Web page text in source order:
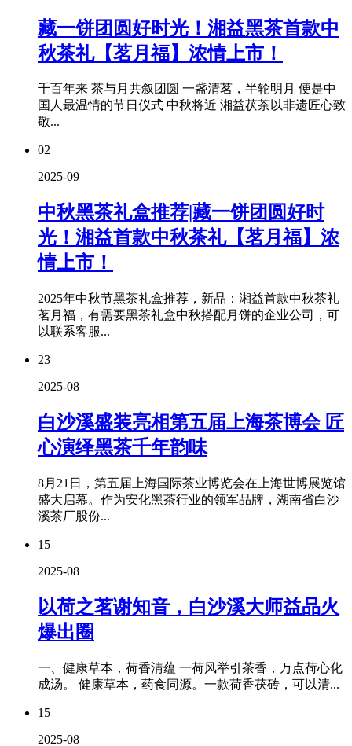
藏一饼团圆好时光！湘益黑茶首款中
秋茶礼【茗月福】浓情上市！
千百年来 茶与月共叙团圆 一盏清茗，半轮明月 便是中
国人最温情的节日仪式 中秋将近 湘益茯茶以非遗匠心致
敬...
02
2025-09
中秋黑茶礼盒推荐|藏一饼团圆好时
光！湘益首款中秋茶礼【茗月福】浓
情上市！
2025年中秋节黑茶礼盒推荐，新品：湘益首款中秋茶礼
茗月福，有需要黑茶礼盒中秋搭配月饼的企业公司，可
以联系客服...
23
2025-08
白沙溪盛装亮相第五届上海茶博会 匠
心演绎黑茶千年韵味
8月21日，第五届上海国际茶业博览会在上海世博展览馆
盛大启幕。作为安化黑茶行业的领军品牌，湖南省白沙
溪茶厂股份...
15
2025-08
以荷之茗谢知音，白沙溪大师益品火
爆出圈
一、健康草本，荷香清蕴 一荷风举引茶香，万点荷心化
成汤。 健康草本，药食同源。一款荷香茯砖，可以清...
15
2025-08